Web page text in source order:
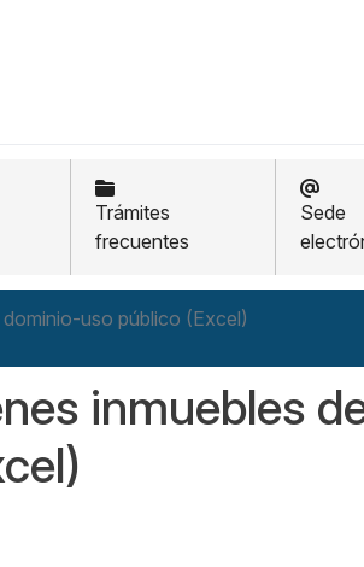
Trámites
frecuentes
Sede
uso público (Excel)
inmuebles